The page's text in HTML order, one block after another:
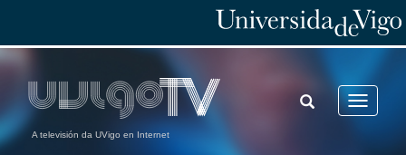
A televisión da UVigo en Internet
Toggle
TOGGLE
SEARCH